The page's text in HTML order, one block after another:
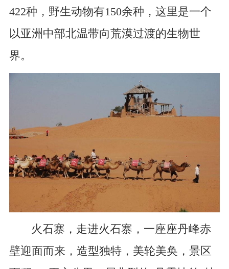
422种，野生动物有150余种，这里是一个
以亚洲中部北温带向荒漠过渡的生物世
界。
火石寨，走进火石寨，一座座丹峰赤
壁迎面而来，造型独特，美轮美奂，景区